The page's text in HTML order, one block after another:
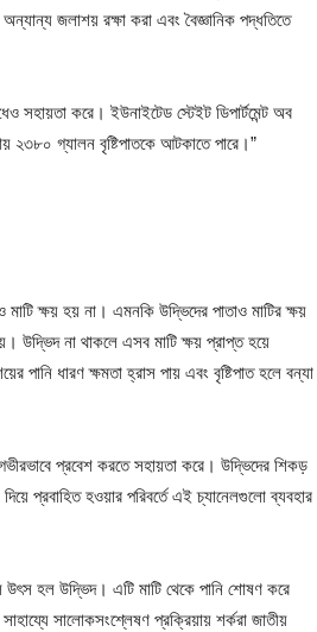
জলাশয় রক্ষা করা এবং বৈজ্ঞানিক পদ্ধতিতে
সহায়তা করে। ইউনাইটেড স্টেইট ডিপার্টমেন্ট অব
২৩৮০ গ্যালন বৃষ্টিপাতকে আটকাতে পারে।”
ক্ষয় হয় না। এমনকি উদ্ভিদের পাতাও মাটির ক্ষয়
উদ্ভিদ না থাকলে এসব মাটি ক্ষয় প্রাপ্ত হয়ে
ধারণ ক্ষমতা হ্রাস পায় এবং বৃষ্টিপাত হলে বন্যা
প্রবেশ করতে সহায়তা করে। উদ্ভিদের শিকড়
দিয়ে প্রবাহিত হওয়ার পরিবর্তে এই চ্যানেলগুলো ব্যবহার
হল উদ্ভিদ। এটি মাটি থেকে পানি শোষণ করে
সালোকসংশ্লেষণ প্রক্রিয়ায় শর্করা জাতীয়